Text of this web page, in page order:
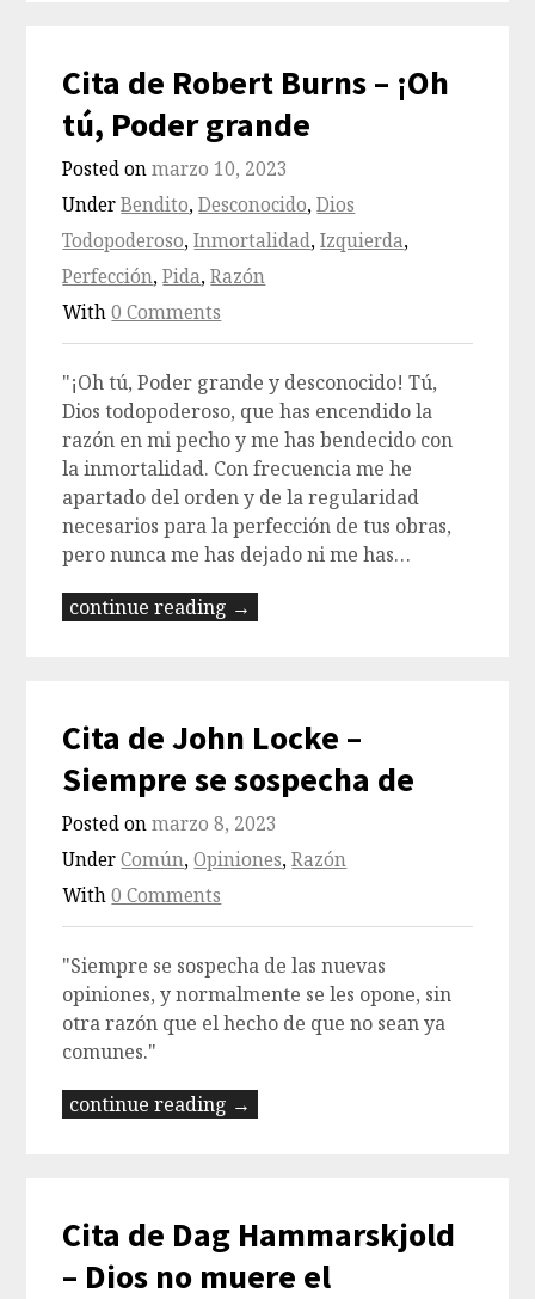
Cita de Robert Burns – ¡Oh
tú, Poder grande
Posted onmarzo 10, 2023
UnderBendito,Desconocido,Dios
Todopoderoso,Inmortalidad,Izquierda,
Perfección,Pida,Razón
With0 Comments
"¡Oh tú, Poder grande y desconocido! Tú,
Dios todopoderoso, que has encendido la
razón en mi pecho y me has bendecido con
la inmortalidad. Con frecuencia me he
apartado del orden y de la regularidad
necesarios para la perfección de tus obras,
pero nunca me has dejado ni me has…
continue reading →
Cita de John Locke –
Siempre se sospecha de
Posted onmarzo 8, 2023
UnderComún,Opiniones,Razón
With0 Comments
"Siempre se sospecha de las nuevas
opiniones, y normalmente se les opone, sin
otra razón que el hecho de que no sean ya
comunes."
continue reading →
Cita de Dag Hammarskjold
– Dios no muere el